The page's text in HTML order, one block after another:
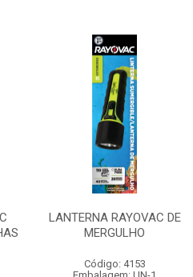
LANTERNA RAYOVAC DE
MERGULHO
Código: 4153